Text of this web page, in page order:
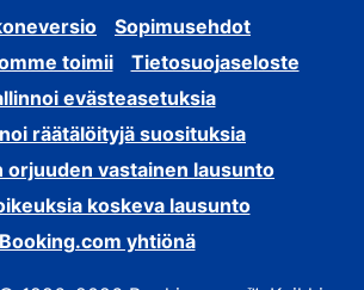
Sopimusehdot
toimii
Tietosuojaseloste
evästeasetuksia
räätälöityjä suosituksia
orjuuden vastainen lausunto
koskeva lausunto
Booking.com yhtiönä